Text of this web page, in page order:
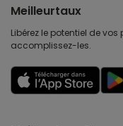
Meilleurtaux
Libérez le potentiel de
accomplissez-les.